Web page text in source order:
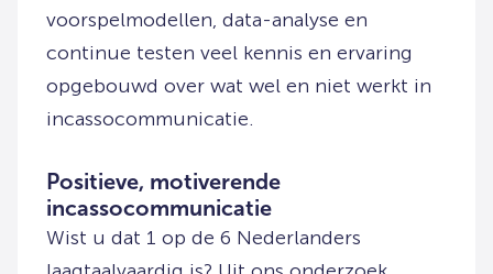
voorspelmodellen, data-analyse en
continue testen veel kennis en ervaring
opgebouwd over wat wel en niet werkt in
incassocommunicatie.
Positieve, motiverende
incassocommunicatie
Wist u dat 1 op de 6 Nederlanders